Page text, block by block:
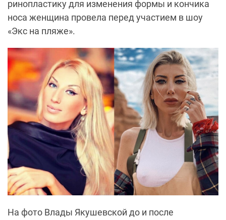
ринопластику для изменения формы и кончика
носа женщина провела перед участием в шоу
«Экс на пляже».
На фото Влады Якушевской до и после